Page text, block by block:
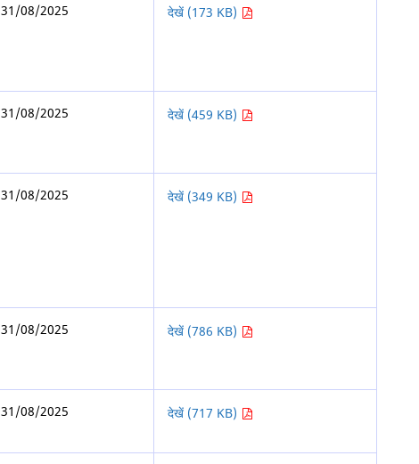
31/08/2025 देखें (173 KB)
31/08/2025 देखें (459 KB)
31/08/2025 देखें (349 KB)
31/08/2025 देखें (786 KB)
31/08/2025 देखें (717 KB)